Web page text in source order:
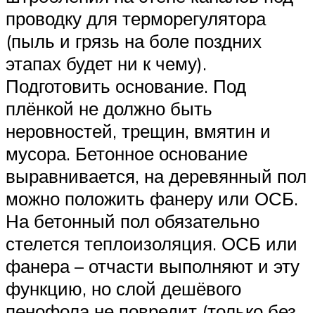
проводку для терморегулятора
(пыль и грязь на боле поздних
этапах будет ни к чему).
Подготовить основание. Под
плёнкой не должно быть
неровностей, трещин, вмятин и
мусора. Бетонное основание
выравнивается, на деревянный пол
можно положить фанеру или ОСБ.
На бетонный пол обязательно
стелется теплоизоляция. ОСБ или
фанера – отчасти выполняют и эту
функцию, но слой дешёвого